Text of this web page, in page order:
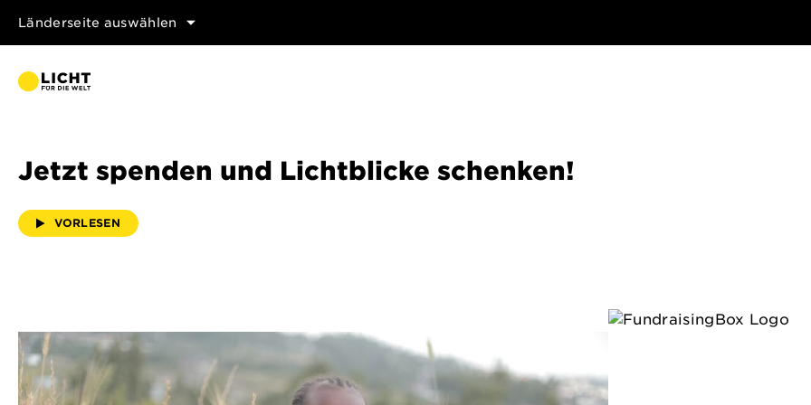
Länderseite auswählen
Jetzt spenden und Lichtblicke schenken!
VORLESEN